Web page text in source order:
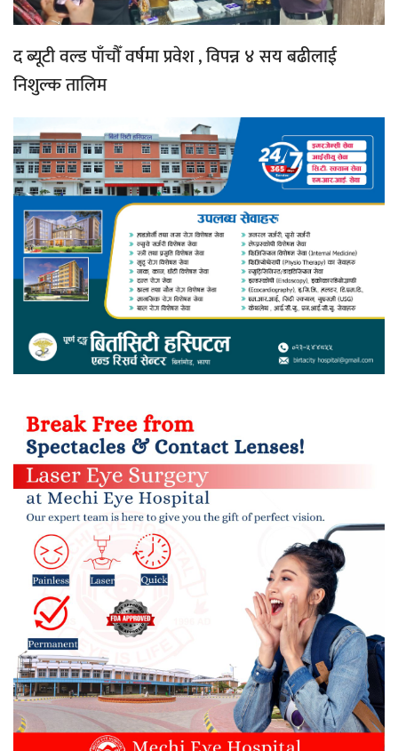
द ब्यूटी वल्ड पाँचौँ वर्षमा प्रवेश , विपन्न ४ सय बढीलाई
निशुल्क तालिम